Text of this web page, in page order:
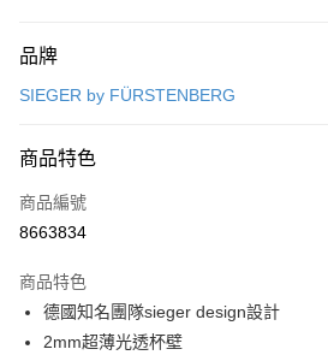
信用卡一次付款
宅配
每筆NT$100，滿NT$3,000(含以上)免運費
免運費
品牌
SIEGER by FÜRSTENBERG
商品特色
商品編號
8663834
商品特色
德國知名團隊sieger design設計
2mm超薄光透杯壁